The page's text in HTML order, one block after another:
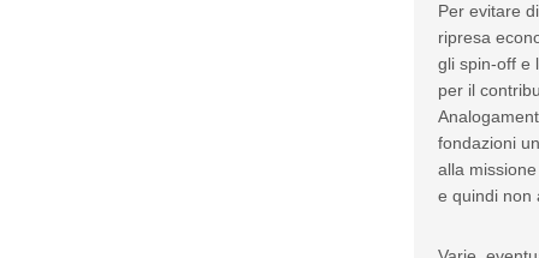
Per evitare
ripresa
gli spin-off e
per il
fondazioni
alla
e quindi non